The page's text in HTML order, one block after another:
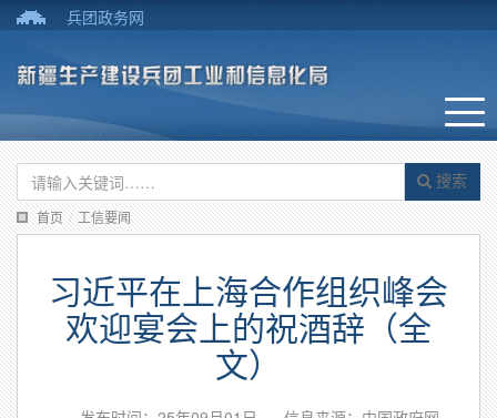
兵团政务网
搜索
首页 / 工信要闻
习近平在上海合作组织峰会
欢迎宴会上的祝酒辞（全
文）